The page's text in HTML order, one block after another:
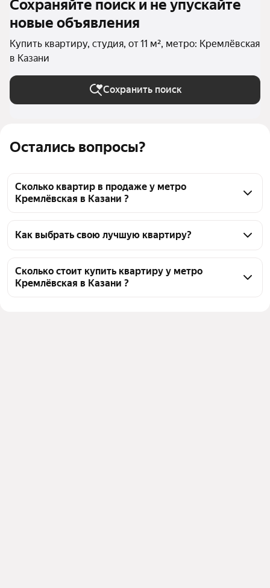
Остались вопросы?
Сколько квартир в продаже у метро
Кремлёвская в Казани ?
Кремлёвская в Казани 4 квартиры, из них 4
Как выбрать свою лучшую квартиру?
у метро Кремлёвская, воспользуйтесь тепловой
картой для оценки инфраструктуры и
Сколько стоит купить квартиру у метро
Кремлёвская в Казани ?
Сохраняйте поиск и не упускайте
новые объявления
Купить квартиру, студия, от 11 м², метро: Кремлёвская
в Казани
Сохранить поиск